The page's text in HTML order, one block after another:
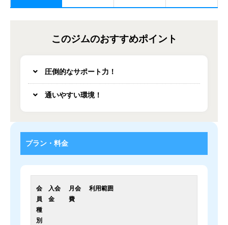
このジムのおすすめポイント
圧倒的なサポート力！
通いやすい環境！
プラン・料金
会
員
種
別
入会
金
月会
費
利用範囲